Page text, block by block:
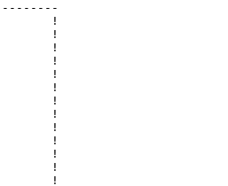
!
!
!
!
!
!
!
!
!
!
!
!
!